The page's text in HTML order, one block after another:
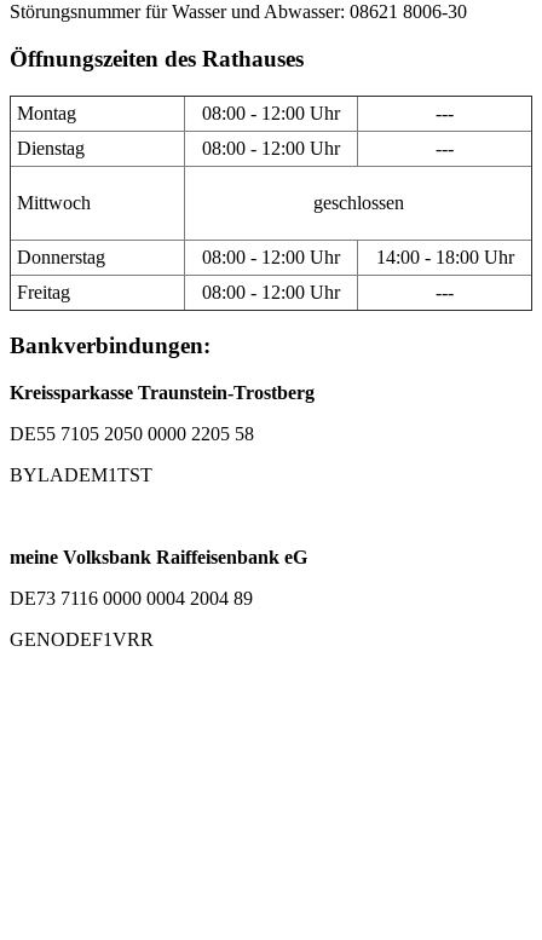
Störungsnummer für Wasser und Abwasser: 08621 8006-30
Öffnungszeiten des Rathauses
Montag 08:00 - 12:00 Uhr
---
Dienstag
08:00 - 12:00 Uhr ---
Mittwoch geschlossen
Donnerstag 08:00 - 12:00 Uhr
14:00 - 18:00 Uhr
Freitag
08:00 - 12:00 Uhr ---
Bankverbindungen:
Kreissparkasse Traunstein-Trostberg
DE55 7105 2050 0000 2205 58
BYLADEM1TST
meine Volksbank Raiffeisenbank eG
DE73 7116 0000 0004 2004 89
GENODEF1VRR